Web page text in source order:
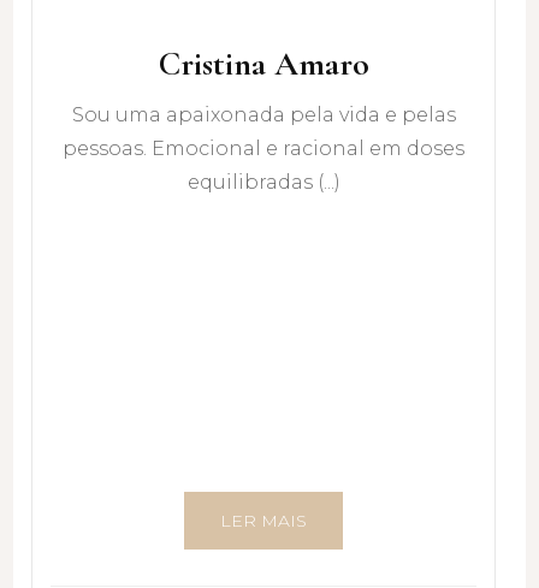
Cristina Amaro
Sou uma apaixonada pela vida e pelas
pessoas. Emocional e racional em doses
equilibradas (...)
LER MAIS